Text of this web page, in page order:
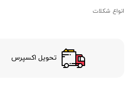
انواع شکلات
تحویل اکسپرس